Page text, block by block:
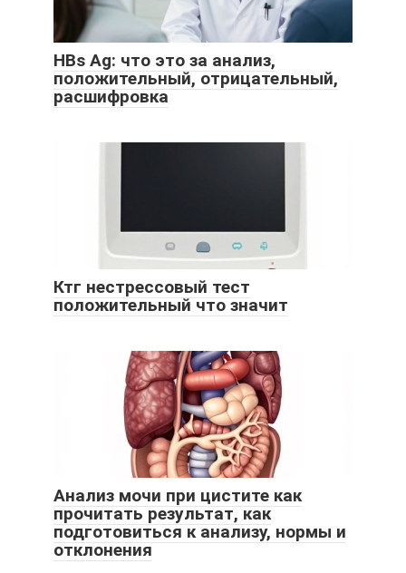
HBs Ag: что это за анализ,
положительный, отрицательный,
расшифровка
Ктг нестрессовый тест
положительный что значит
Анализ мочи при цистите как
прочитать результат, как
подготовиться к анализу, нормы и
отклонения